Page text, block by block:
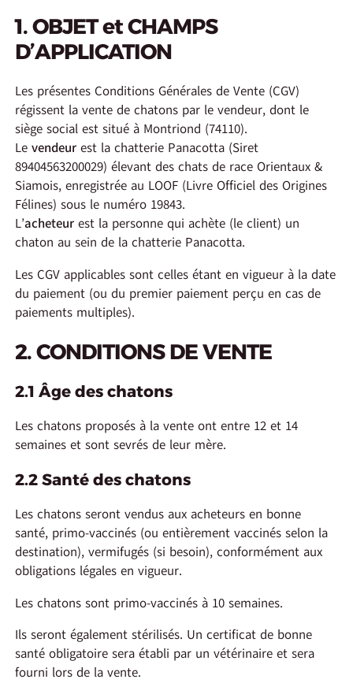
1. OBJET et CHAMPS
D’APPLICATION
Les présentes Conditions Générales de Vente (CGV)
régissent la vente de chatons par le vendeur, dont le
siège social est situé à Montriond (74110).
Levendeur est la chatterie Panacotta (Siret
89404563200029) élevant des chats de race Orientaux &
Siamois, enregistrée au LOOF (Livre Officiel des Origines
Félines) sous le numéro 19843.
L’acheteur est la personne qui achète (le client) un
chaton au sein de la chatterie Panacotta.
Les CGV applicables sont celles étant en vigueur à la date
du paiement (ou du premier paiement perçu en cas de
paiements multiples).
2. CONDITIONS DE VENTE
2.1 Âge des chatons
Les chatons proposés à la vente ont entre 12 et 14
semaines et sont sevrés de leur mère.
2.2 Santé des chatons
Les chatons seront vendus aux acheteurs en bonne
santé, primo-vaccinés (ou entièrement vaccinés selon la
destination), vermifugés (si besoin), conformément aux
obligations légales en vigueur.
Les chatons sont primo-vaccinés à 10 semaines.
Ils seront également stérilisés. Un certificat de bonne
santé obligatoire sera établi par un vétérinaire et sera
fourni lors de la vente.